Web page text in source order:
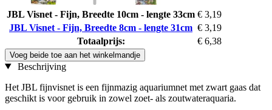
JBL Visnet - Fijn, Breedte 10cm - lengte 33cm € 3,19
JBL Visnet - Fijn, Breedte 8cm - lengte 31cm € 3,19
Totaalprijs:
€ 6,38
Voeg beide toe aan het winkelmandje
Beschrijving
Het JBL fijnvisnet is een fijnmazig aquariumnet met zwart gaas dat
geschikt is voor gebruik in zowel zoet- als zoutwateraquaria.